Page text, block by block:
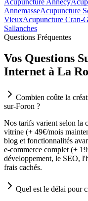
Acupuncture Annecy
AnnemasseAcupuncture
VieuxAcupuncture Cran-
Sallanches
Questions Fréquentes
Vos Questions
Internet à La
Combien coûte la
sur-Foron ?
Nos tarifs varient selon la
vitrine (+ 49€/mois
blog et fonctionnalités
e-commerce complet (+
développement, le SEO,
frais cachés.
Quel est le délai pour